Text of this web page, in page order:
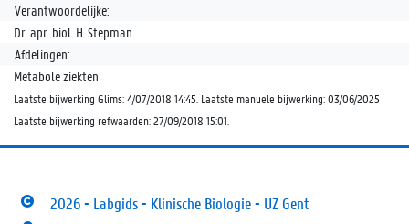
Verantwoordelijke:
Dr. apr. biol. H. Stepman
Afdelingen:
Metabole ziekten
Laatste bijwerking Glims: 4/07/2018 14:45. Laatste manuele bijwerking: 03/06/2025
Laatste bijwerking refwaarden: 27/09/2018 15:01.
2026 - Labgids - Klinische Biologie - UZ Gent